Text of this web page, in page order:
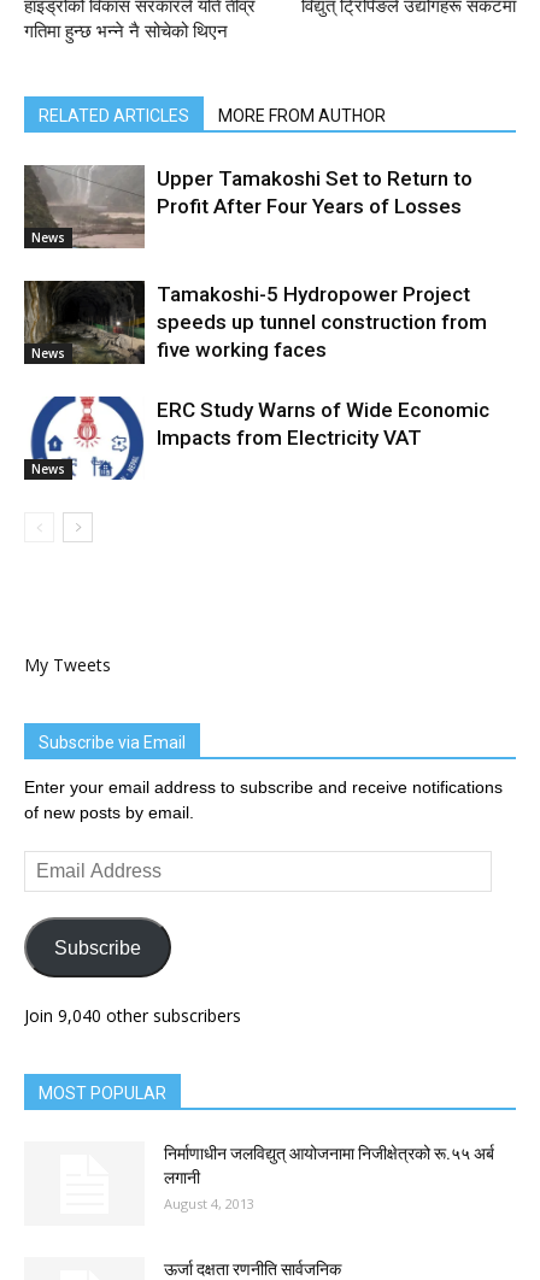
हाइड्रोको विकास सरकारले यति तीव्र
गतिमा हुन्छ भन्ने नै सोचेको थिएन
विद्युत् ट्रिपिङले उद्योगहरू संकटमा
RELATED ARTICLES MORE FROM AUTHOR
News
Upper Tamakoshi Set to Return to
Profit After Four Years of Losses
News
Tamakoshi-5 Hydropower Project
speeds up tunnel construction from
five working faces
News
ERC Study Warns of Wide Economic
Impacts from Electricity VAT
My Tweets
Subscribe via Email
Enter your email address to subscribe and receive notifications
of new posts by email.
Email
Address
Subscribe
Join 9,040 other subscribers
MOST POPULAR
निर्माणाधीन जलविद्युत् आयोजनामा निजीक्षेत्रको रू.५५ अर्ब
लगानी
August 4, 2013
ऊर्जा दक्षता रणनीति सार्वजनिक